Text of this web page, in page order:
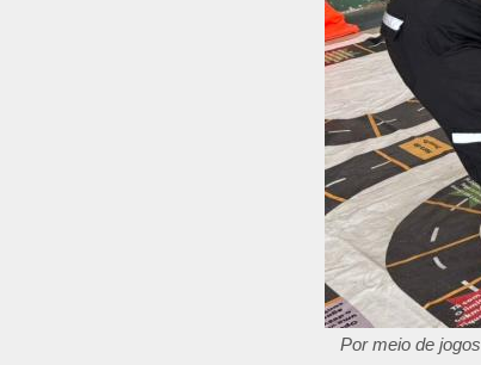
Por meio de